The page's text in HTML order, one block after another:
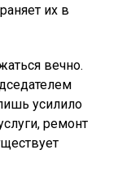
их в
вечно.
усилило
ремонт